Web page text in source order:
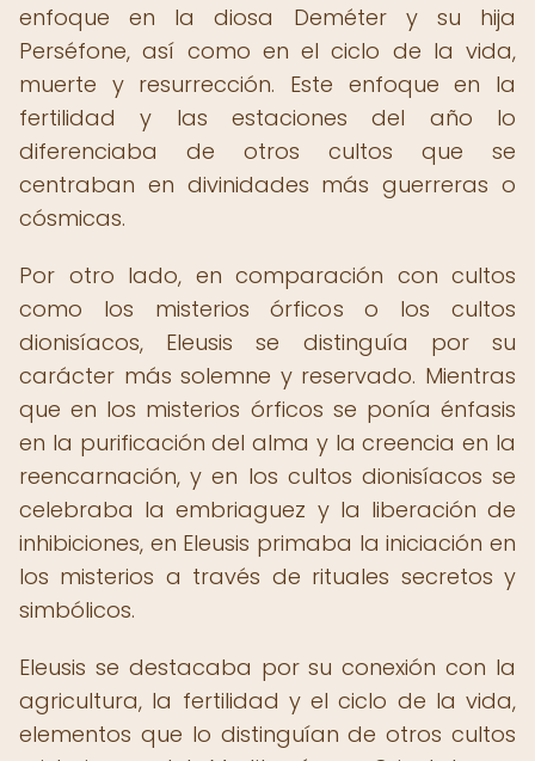
enfoque en la diosa Deméter y su hija
Perséfone, así como en el ciclo de la vida,
muerte y resurrección. Este enfoque en la
fertilidad y las estaciones del año lo
diferenciaba de otros cultos que se
centraban en divinidades más guerreras o
cósmicas.
Por otro lado, en comparación con cultos
como los misterios órficos o los cultos
dionisíacos, Eleusis se distinguía por su
carácter más solemne y reservado. Mientras
que en los misterios órficos se ponía énfasis
en la purificación del alma y la creencia en la
reencarnación, y en los cultos dionisíacos se
celebraba la embriaguez y la liberación de
inhibiciones, en Eleusis primaba la iniciación en
los misterios a través de rituales secretos y
simbólicos.
Eleusis se destacaba por su conexión con la
agricultura, la fertilidad y el ciclo de la vida,
elementos que lo distinguían de otros cultos